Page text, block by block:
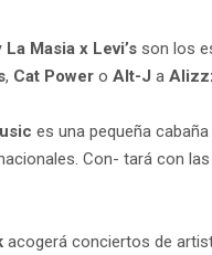
Masia x Levi’s son los
, Cat Power o Alt-J a
es una pequeña
Con- tará con
acogerá conciertos de